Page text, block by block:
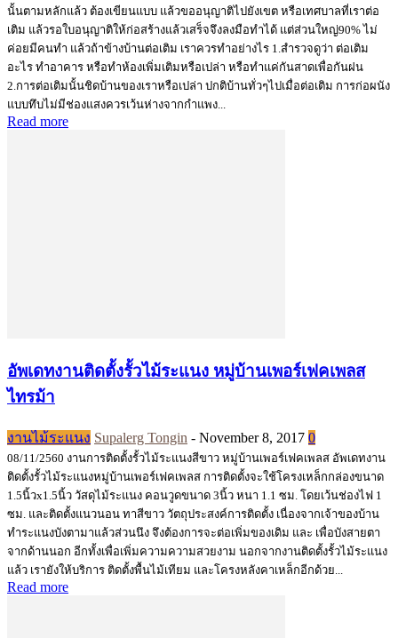
นั้นตามหลักแล้ว ต้องเขียนแบบ แล้วขออนุญาติไปยังเขต หรือเทศบาลที่เราต่อ
เติม แล้วรอใบอนุญาติให้ก่อสร้างแล้วเสร็จจึงลงมือทำได้ แต่ส่วนใหญ่90% ไม่
ค่อยมีคนทำ แล้วถ้าข้างบ้านต่อเติม เราควรทำอย่างไร 1.สำรวจดูว่า ต่อเติม
อะไร ทำอาคาร หรือทำห้องเพิ่มเติมหรือเปล่า หรือทำแค่กันสาดเพื่อกันฝน
2.การต่อเติมนั้นชิดบ้านของเราหรือเปล่า ปกติบ้านทั่วๆไปเมื่อต่อเติม การก่อผนัง
แบบทึบไม่มีช่องแสงควรเว้นห่างจากกำแพง...
Read more
อัพเดทงานติดตั้งรั้วไม้ระแนง หมู่บ้านเพอร์เฟคเพลส
ไทรม้า
งานไม้ระแนง Supalerg Tongin - November 8, 2017 0
08/11/2560 งานการติดตั้งรั้วไม้ระแนงสีขาว หมู่บ้านเพอร์เฟคเพลส อัพเดทงาน
ติดตั้งรั้วไม้ระแนงหมู่บ้านเพอร์เฟคเพลส การติดตั้งจะใช้โครงเหล็กกล่องขนาด
1.5นิ้วx1.5นิ้ว วัสดุไม้ระแนง คอนวูดขนาด 3นิ้ว หนา 1.1 ซม. โดยเว้นช่องไฟ 1
ซม. และติดตั้งแนวนอน ทาสีขาว วัตถุประสงค์การติดตั้ง เนื่องจากเจ้าของบ้าน
ทำระแนงบังตามาแล้วส่วนนึง จึงต้องการจะต่อเพิ่มของเดิม และ เพื่อบังสายตา
จากด้านนอก อีกทั้งเพื่อเพิ่มความความสวยงาม นอกจากงานติดตั้งรั้วไม้ระแนง
แล้ว เรายังให้บริการ ติดตั้งพื้นไม้เทียม และโครงหลังคาเหล็กอีกด้วย...
Read more